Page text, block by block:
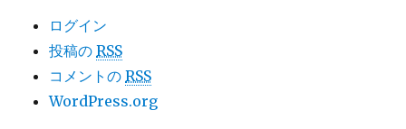
ログイン
投稿のRSS
コメントのRSS
WordPress.org